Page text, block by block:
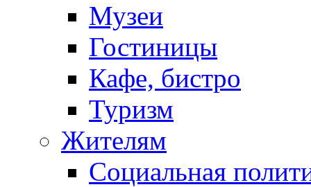
Музеи
Гостиницы
Кафе, бистро
Туризм
Жителям
Социальная